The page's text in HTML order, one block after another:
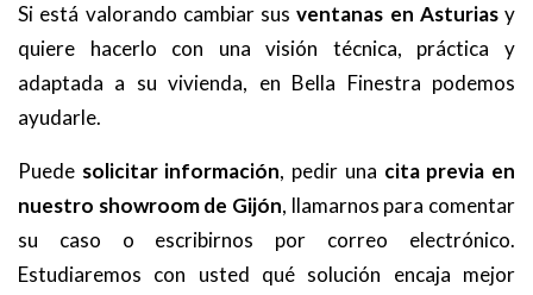
Si está valorando cambiar susventanas en Asturiasy
quiere hacerlo con una visión técnica, práctica y
adaptada a su vivienda, en Bella Finestra podemos
ayudarle.
Puede solicitar información, pedir una cita previa en
nuestro showroom de Gijón, llamarnos para comentar
su caso o escribirnos por correo electrónico.
Estudiaremos con usted qué solución encaja mejor